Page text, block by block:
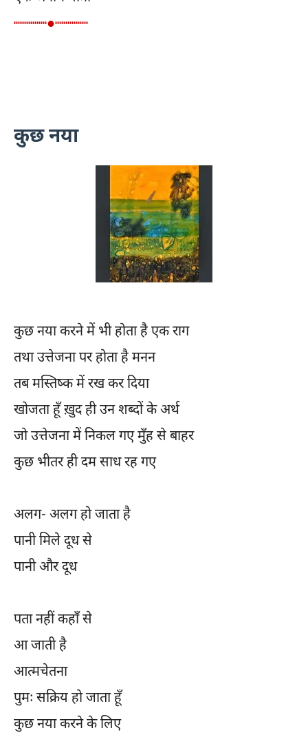
┉┉┉┉●┉┉┉┉
कुछ नया
कुछ नया करने में भी होता है एक राग
तथा उत्तेजना पर होता है मनन
तब मस्तिष्क में रख कर दिया
खोजता हूँ ख़ुद ही उन शब्दों के अर्थ
जो उत्तेजना में निकल गए मुँह से बाहर
कुछ भीतर ही दम साध रह गए
अलग- अलग हो जाता है
पानी मिले दूध से
पानी और दूध
पता नहीं कहाँ से
आ जाती है
आत्मचेतना
पुमः सक्रिय हो जाता हूँ
कुछ नया करने के लिए